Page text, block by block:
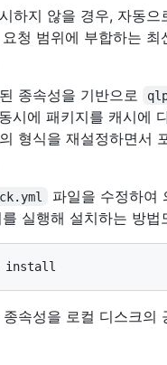
하지 않을 경우, 자동으
청 범위에 부합하는 최
종속성을 기반으로
시에 패키지를 캐시에
형식을 재설정하면서
파일을 수정하여
실행해 설치하는 방법
속성을 로컬 디스크의